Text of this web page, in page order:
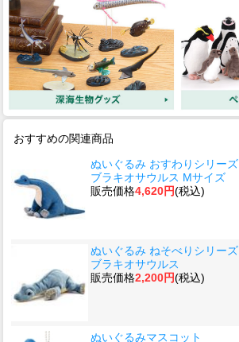
おすすめの関連商品
ぬいぐるみ おすわりシリーズ
ブラキオサウルス Mサイズ
販売価格4,620円(税込)
ぬいぐるみ ねそべりシリーズ
ブラキオサウルス
販売価格2,200円(税込)
ぬいぐるみマスコット